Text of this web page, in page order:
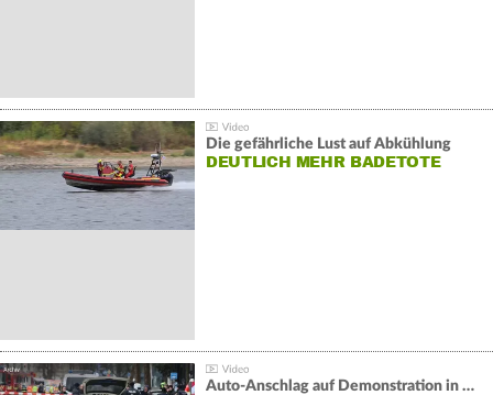
Die gefährliche Lust auf Abkühlung
DEUTLICH MEHR BADETOTE
Auto-Anschlag auf Demonstration in München: